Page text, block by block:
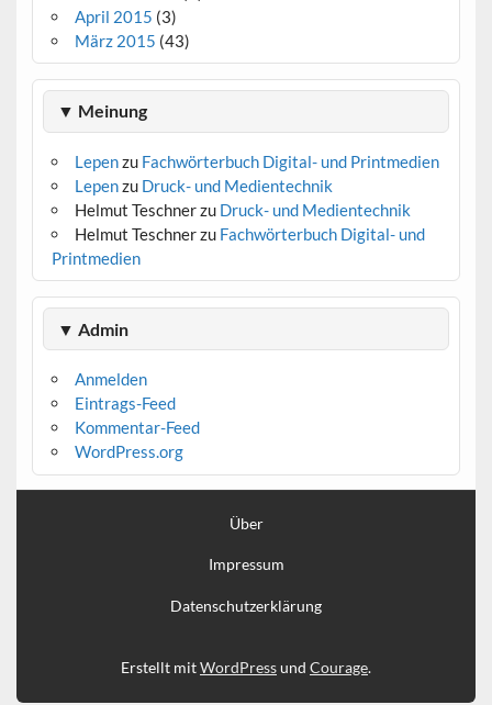
April 2015 (3)
März 2015 (43)
▼ Meinung
Lepenzu Fachwörterbuch Digital- und Printmedien
Lepenzu Druck- und Medientechnik
Helmut Teschnerzu Druck- und Medientechnik
Helmut Teschnerzu Fachwörterbuch Digital- und
Printmedien
▼ Admin
Anmelden
Eintrags-Feed
Kommentar-Feed
WordPress.org
Über
Impressum
Datenschutzerklärung
Erstellt mitWordPressund Courage.